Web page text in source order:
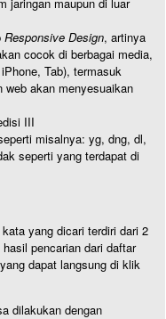
Responsive Design, artinya
cocok di berbagai media,
Tab), termasuk
web akan menyesuaikan
III
misalnya: yg, dng, dl,
seperti yang terdapat di
yang dicari terdiri dari 2
pencarian dari daftar
dapat langsung di klik
dilakukan dengan